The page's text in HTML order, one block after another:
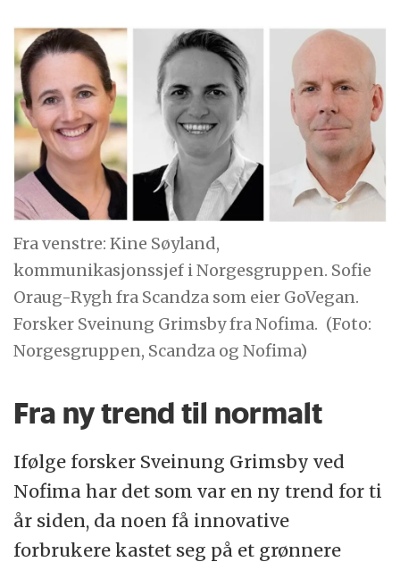
Fra venstre: Kine Søyland,
kommunikasjonssjef i Norgesgruppen. Sofie
Oraug-Rygh fra Scandza som eier GoVegan.
Forsker Sveinung Grimsby fra Nofima. (Foto:
Norgesgruppen, Scandza og Nofima)
Fra ny trend til normalt
Ifølge forsker Sveinung Grimsby ved
Nofima har det som var en ny trend for ti
år siden, da noen få innovative
forbrukere kastet seg på et grønnere